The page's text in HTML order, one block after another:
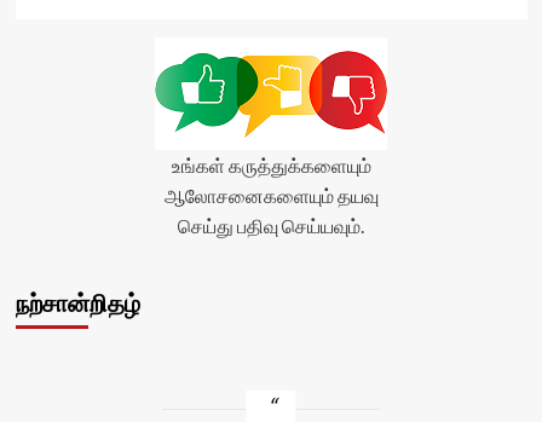
உங்கள் கருத்துக்களையும்
ஆலோசனைகளையும் தயவு
செய்து பதிவு செய்யவும்.
நற்சான்றிதழ்